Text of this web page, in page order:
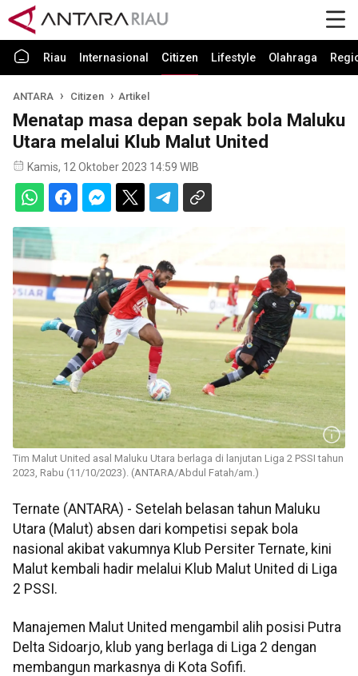
Riau Internasional Citizen Lifestyle Olahraga
ANTARA Citizen Artikel
Menatap masa depan sepak bola Maluku
Utara melalui Klub Malut United
Kamis, 12 Oktober 2023 14:59 WIB
Tim Malut United asal Maluku Utara berlaga di lanjutan Liga 2 PSSI tahun
2023, Rabu (11/10/2023). (ANTARA/Abdul Fatah/am.)
Ternate (ANTARA) - Setelah belasan tahun Maluku
Utara (Malut) absen dari kompetisi sepak bola
nasional akibat vakumnya Klub Persiter Ternate, kini
Malut kembali hadir melalui Klub Malut United di Liga
2 PSSI.
Manajemen Malut United mengambil alih posisi Putra
Delta Sidoarjo, klub yang berlaga di Liga 2 dengan
membangun markasnya di Kota Sofifi.